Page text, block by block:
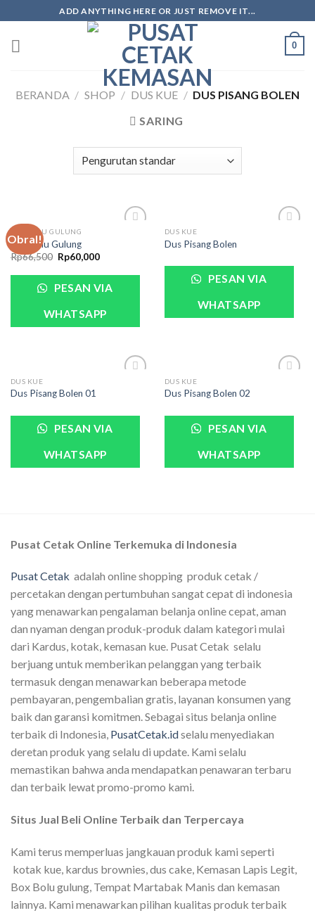
ADD ANYTHING HERE OR JUST REMOVE IT...
0
BERANDA / SHOP / DUS KUE / DUS PISANG BOLEN
SARING
Obral!
DUS BOLU GULUNG
Dus Bolu Gulung
Rp66,500 Rp60,000
PESAN VIA
WHATSAPP
DUS KUE
Dus Pisang Bolen
PESAN VIA
WHATSAPP
DUS KUE
Dus Pisang Bolen 01
PESAN VIA
WHATSAPP
DUS KUE
Dus Pisang Bolen 02
PESAN VIA
WHATSAPP
Pusat Cetak Online Terkemuka di Indonesia
Pusat Cetak adalah online shopping produk cetak /
percetakan dengan pertumbuhan sangat cepat di indonesia
yang menawarkan pengalaman belanja online cepat, aman
dan nyaman dengan produk-produk dalam kategori mulai
dari Kardus, kotak, kemasan kue. Pusat Cetak selalu
berjuang untuk memberikan pelanggan yang terbaik
termasuk dengan menawarkan beberapa metode
pembayaran, pengembalian gratis, layanan konsumen yang
baik dan garansi komitmen. Sebagai situs belanja online
terbaik di Indonesia, PusatCetak.idselalu menyediakan
deretan produk yang selalu di update. Kami selalu
memastikan bahwa anda mendapatkan penawaran terbaru
dan terbaik lewat promo-promo kami.
Situs Jual Beli Online Terbaik dan Terpercaya
Kami terus memperluas jangkauan produk kami seperti
kotak kue, kardus brownies, dus cake, Kemasan Lapis Legit,
Box Bolu gulung, Tempat Martabak Manis dan kemasan
lainnya. Kami menawarkan pilihan kualitas produk terbaik